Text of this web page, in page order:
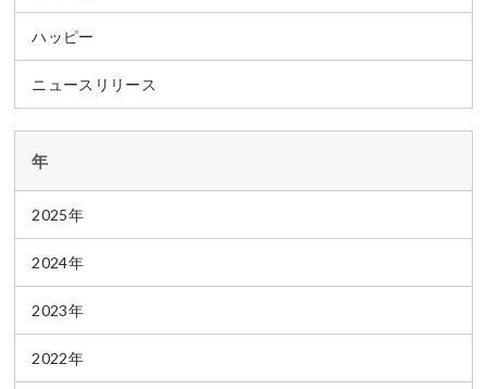
ハッピー
ニュースリリース
年
2025年
2024年
2023年
2022年